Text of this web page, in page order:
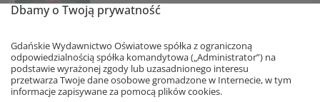
– 10%
Informacja o rabatach
14,20 zł
Dbamy o Twoją prywatność
Gdańskie Wydawnictwo Oświatowe spółka z ograniczoną
odpowiedzialnością spółka komandytowa („Administrator”) na
podstawie wyrażonej zgody lub uzasadnionego interesu
przetwarza Twoje dane osobowe gromadzone w Internecie, w tym
informacje zapisywane za pomocą plików cookies.